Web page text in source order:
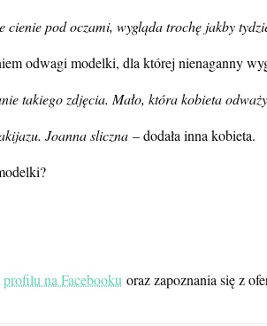
pod oczami, wygląda trochę jakby
odwagi modelki, dla której nienaganny
takiego zdjęcia. Mało, która kobieta
Joanna sliczna – dodała inna kobieta.
profilu na Facebooku oraz zapoznania się z